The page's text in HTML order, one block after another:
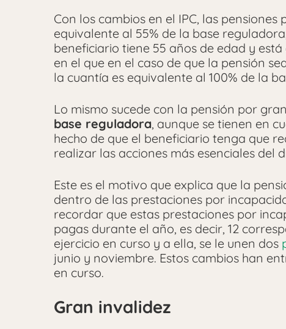
Con los cambios en el IPC, las
equivalente al 55% de la base
beneficiario tiene 55 años de edad y
en el que en el caso de que la pensión
la cuantía es equivalente al 100% de la
Lo mismo sucede con la pensión por
base reguladora, aunque se tienen en
hecho de que el beneficiario tenga que
realizar las acciones más esenciales del
Este es el motivo que explica que la
dentro de las prestaciones por
recordar que estas prestaciones por
pagas durante el año, es decir, 12
ejercicio en curso y a ella, se le unen dos
junio y noviembre. Estos cambios han
en curso.
Gran invalidez